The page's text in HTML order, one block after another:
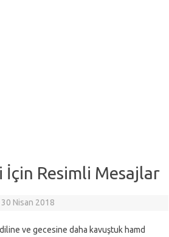
İçin Resimli Mesajlar
30 Nisan 2018
ve gecesine daha kavuştuk hamd